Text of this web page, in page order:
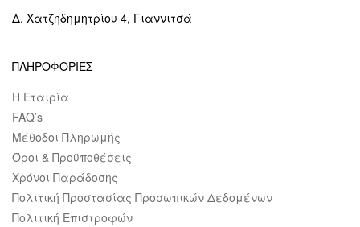
Δ. Χατζηδημητρίου 4, Γιαννιτσά
ΠΛΗΡΟΦΟΡΙΕΣ
Η Εταιρία
FAQ’s
Μέθοδοι Πληρωμής
Όροι & Προϋποθέσεις
Χρόνοι Παράδοσης
Πολιτική Προστασίας Προσωπικών Δεδομένων
Πολιτική Επιστροφών